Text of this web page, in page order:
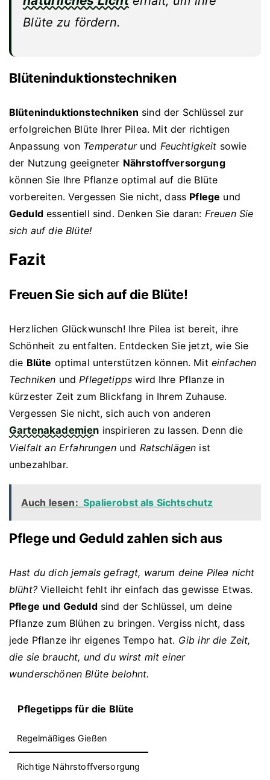
Blüte zu fördern.
Blüteninduktionstechniken
Blüteninduktionstechniken sind der Schlüssel zur
erfolgreichen Blüte Ihrer Pilea. Mit der richtigen
Anpassung von Temperaturund Feuchtigkeit sowie
der Nutzung geeigneter Nährstoffversorgung
können Sie Ihre Pflanze optimal auf die Blüte
vorbereiten. Vergessen Sie nicht, dass Pflege und
Geduldessentiell sind. Denken Sie daran: Freuen Sie
sich auf die Blüte!
Fazit
Freuen Sie sich auf die Blüte!
Herzlichen Glückwunsch! Ihre Pilea ist bereit, ihre
Schönheit zu entfalten. Entdecken Sie jetzt, wie Sie
die Blüte optimal unterstützen können. Mit einfachen
Techniken undPflegetipps wird Ihre Pflanze in
kürzester Zeit zum Blickfang in Ihrem Zuhause.
Vergessen Sie nicht, sich auch von anderen
Gartenakademien inspirieren zu lassen. Denn die
Vielfalt an Erfahrungenund Ratschlägen ist
unbezahlbar.
Auch lesen: Spalierobst als Sichtschutz
Pflege und Geduld zahlen sich aus
Hast du dich jemals gefragt, warum deine Pilea nicht
blüht?Vielleicht fehlt ihr einfach das gewisse Etwas.
Pflege und Geduldsind der Schlüssel, um deine
Pflanze zum Blühen zu bringen. Vergiss nicht, dass
jede Pflanze ihr eigenes Tempo hat. Gib ihr die Zeit,
die sie braucht, und du wirst mit einer
wunderschönen Blüte belohnt.
Pflegetipps für die Blüte
Regelmäßiges Gießen
Richtige Nährstoffversorgung